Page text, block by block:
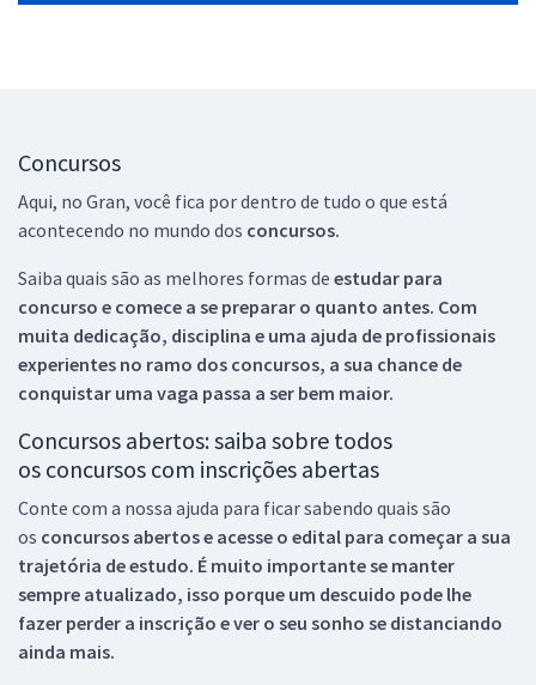
Concursos
Aqui, no Gran, você fica por dentro de tudo o que está
acontecendo no mundo dos concursos.
Saiba quais são as melhores formas de estudar para
concurso e comece a se preparar o quanto antes. Com
muita dedicação, disciplina e uma ajuda de profissionais
experientes no ramo dos concursos, a sua chance de
conquistar uma vaga passa a ser bem maior.
Concursos abertos: saiba sobre todos
os concursos com inscrições abertas
Conte com a nossa ajuda para ficar sabendo quais são
os concursos abertos e acesse o edital para começar a sua
trajetória de estudo. É muito importante se manter
sempre atualizado, isso porque um descuido pode lhe
fazer perder a inscrição e ver o seu sonho se distanciando
ainda mais.